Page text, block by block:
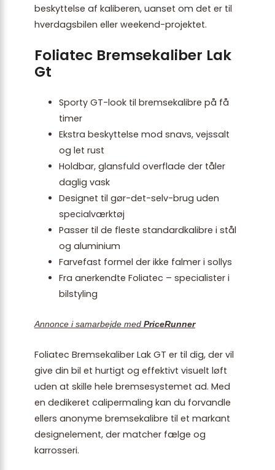
beskyttelse af kaliberen, uanset om det er til
hverdagsbilen eller weekend-projektet.
Foliatec Bremsekaliber Lak
Gt
Sporty GT-look til bremsekalibre på få
timer
Ekstra beskyttelse mod snavs, vejssalt
og let rust
Holdbar, glansfuld overflade der tåler
daglig vask
Designet til gør-det-selv-brug uden
specialværktøj
Passer til de fleste standardkalibre i stål
og aluminium
Farvefast formel der ikke falmer i sollys
Fra anerkendte Foliatec – specialister i
bilstyling
Annonce i samarbejde med PriceRunner
Foliatec Bremsekaliber Lak GT er til dig, der vil
give din bil et hurtigt og effektivt visuelt løft
uden at skille hele bremsesystemet ad. Med
en dedikeret calipermaling kan du forvandle
ellers anonyme bremsekalibre til et markant
designelement, der matcher fælge og
karrosseri.